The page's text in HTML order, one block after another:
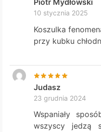
Piotr Mydłowski
10 stycznia 2025
Koszulka
przy kubku
Judasz
23 grudnia 2024
Wspaniały
wszyscy jedzą